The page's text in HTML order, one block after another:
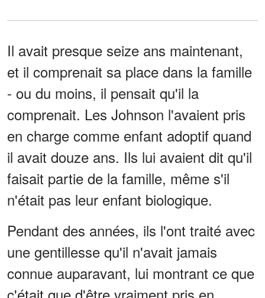
Il avait presque seize ans maintenant,
et il comprenait sa place dans la famille
- ou du moins, il pensait qu'il la
comprenait. Les Johnson l'avaient pris
en charge comme enfant adoptif quand
il avait douze ans. Ils lui avaient dit qu'il
faisait partie de la famille, même s'il
n'était pas leur enfant biologique.
Pendant des années, ils l'ont traité avec
une gentillesse qu'il n'avait jamais
connue auparavant, lui montrant ce que